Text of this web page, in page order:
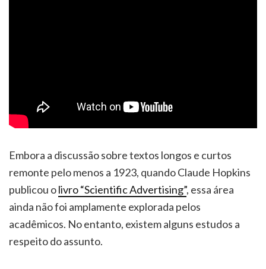
Embora a discussão sobre textos longos e curtos
remonte pelo menos a 1923, quando Claude Hopkins
publicou olivro “Scientific Advertising”, essa área
ainda não foi amplamente explorada pelos
acadêmicos. No entanto, existem alguns estudos a
respeito do assunto.